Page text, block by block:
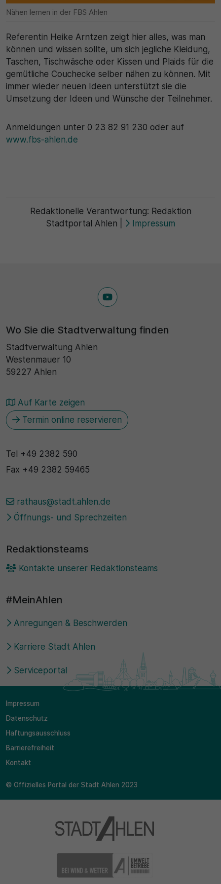
Nähen lernen in der FBS Ahlen
Referentin Heike Arntzen zeigt hier alles, was man
können und wissen sollte, um sich jegliche Kleidung,
Taschen, Tischwäsche oder Kissen und Plaids für die
gemütliche Couchecke selber nähen zu können. Mit
immer wieder neuen Ideen unterstützt sie die
Umsetzung der Ideen und Wünsche der Teilnehmer.
Anmeldungen unter 0 23 82 91 230 oder auf
www.fbs-ahlen.de
Redaktionelle Verantwortung: Redaktion
Stadtportal Ahlen
Impressum
Wo Sie die Stadtverwaltung finden
Stadtverwaltung Ahlen
Westenmauer 10
59227 Ahlen
Auf Karte zeigen
Termin online reservieren
Tel +49 2382 590
Fax +49 2382 59465
rathaus@stadt.ahlen.de
Öffnungs- und Sprechzeiten
Redaktionsteams
Kontakte unserer Redaktionsteams
#MeinAhlen
Anregungen & Beschwerden
Karriere Stadt Ahlen
Serviceportal
Impressum
Datenschutz
Haftungsausschluss
Barrierefreiheit
Kontakt
© Offizielles Portal der Stadt Ahlen 2023
Name
SgCookieOptin.lastPreferences
Cookie Consent / Ahlen
Laufzeit
Zweck
1 Jahr
Zweck
Wird für statistische Zwecke verwendet, um Details
wie die eindeutige Besucher-ID zu speichern.
Name
Laufzeit
vorübergehende Daten des Besuchs zu speichern.